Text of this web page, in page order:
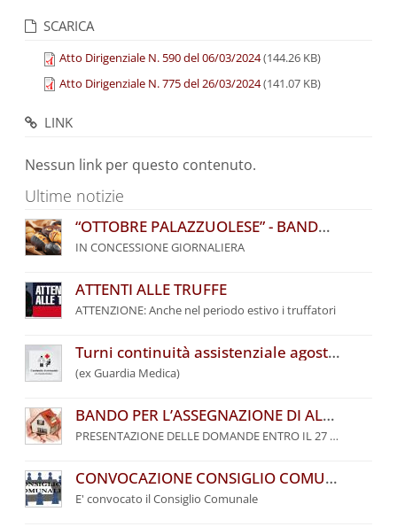
SCARICA
Atto Dirigenziale N. 590 del 06/03/2024(144.26 KB)
Atto Dirigenziale N. 775 del 26/03/2024(141.07 KB)
LINK
Nessun link per questo contenuto.
Ultime notizie
“OTTOBRE PALAZZUOLESE” - BANDO COMUNALE PER L’ASSEGNAZIONE DI POSTEGGI
IN CONCESSIONE GIORNALIERA
ATTENTI ALLE TRUFFE
ATTENZIONE: Anche nel periodo estivo i truffatori
Turni continuità assistenziale agosto 2026
(ex Guardia Medica)
BANDO PER L’ASSEGNAZIONE DI ALLOGGI DI EDILIZIA RESIDENZIALE PUBBLICA DEL COMUNE DI PALAZZUOLO SUL SENIO – ANNO 2026
PRESENTAZIONE DELLE DOMANDE ENTRO IL 27 SETTEMBRE 2026
CONVOCAZIONE CONSIGLIO COMUNALE
E' convocato il Consiglio Comunale